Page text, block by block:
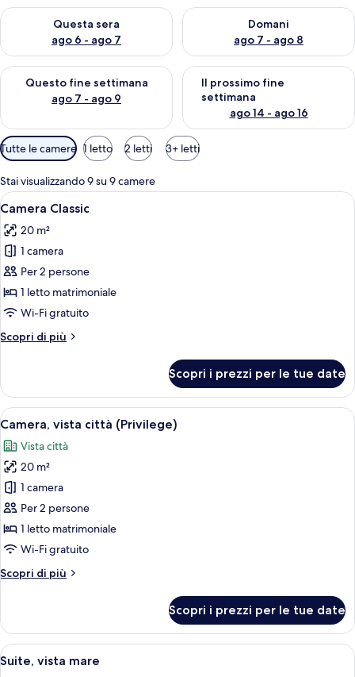
Questa sera
ago 6 - ago 7
Verifica la disponibilità per questa sera, ago 6 - ago 7
Domani
ago 7 - ago 8
Verifica la disponibilità per
Questo fine settimana
ago 7 - ago 9
Verifica la disponibilità per questo fine settimana, ago 7 - ago
Il prossimo fine
settimana
ago 14 - ago 16
Verifica la disponibilità per il
Filtri
disponibili
per
le
camere
Tutte le camere 1 letto 2 letti 3+ letti
Stai visualizzando 9 su 9 camere
Apri
tutte
le
foto
per
Camera
Classic
Una camera d'albergo con un letto,
7
Camera Classic
20 m²
1 camera
Per 2 persone
1 letto matrimoniale
Wi-Fi gratuito
Scopri di più
Altri
Classic
Scopri i prezzi per le tue date
Apri
tutte
le
foto
per
Camera,
vista
città
(Privilege)
Minibar, una cassaforte in camera,
9
Camera, vista città (Privilege)
Vista città
20 m²
1 camera
Per 2 persone
1 letto matrimoniale
Wi-Fi gratuito
Scopri di più
Altri
vista
città
(Privilege)
Scopri i prezzi per le tue date
Apri
tutte
Un soggiorno moderno con divano,
11
Suite, vista mare